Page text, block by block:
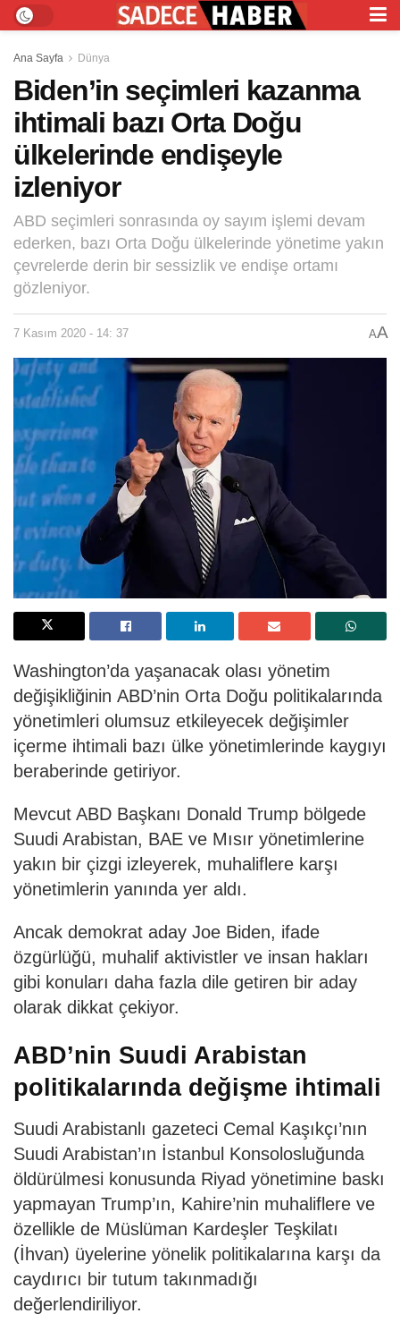
Ana Sayfa Dünya
Biden’in seçimleri kazanma
ihtimali bazı Orta Doğu
ülkelerinde endişeyle
izleniyor
ABD seçimleri sonrasında oy sayım işlemi devam
ederken, bazı Orta Doğu ülkelerinde yönetime yakın
çevrelerde derin bir sessizlik ve endişe ortamı
gözleniyor.
7 Kasım 2020 - 14: 37 AA
Washington’da yaşanacak olası yönetim
değişikliğinin ABD’nin Orta Doğu politikalarında
yönetimleri olumsuz etkileyecek değişimler
içerme ihtimali bazı ülke yönetimlerinde kaygıyı
beraberinde getiriyor.
Mevcut ABD Başkanı Donald Trump bölgede
Suudi Arabistan, BAE ve Mısır yönetimlerine
yakın bir çizgi izleyerek, muhaliflere karşı
yönetimlerin yanında yer aldı.
Ancak demokrat aday Joe Biden, ifade
özgürlüğü, muhalif aktivistler ve insan hakları
gibi konuları daha fazla dile getiren bir aday
olarak dikkat çekiyor.
ABD’nin Suudi Arabistan
politikalarında değişme ihtimali
Suudi Arabistanlı gazeteci Cemal Kaşıkçı’nın
Suudi Arabistan’ın İstanbul Konsolosluğunda
öldürülmesi konusunda Riyad yönetimine baskı
yapmayan Trump’ın, Kahire’nin muhaliflere ve
özellikle de Müslüman Kardeşler Teşkilatı
(İhvan) üyelerine yönelik politikalarına karşı da
caydırıcı bir tutum takınmadığı
değerlendiriliyor.